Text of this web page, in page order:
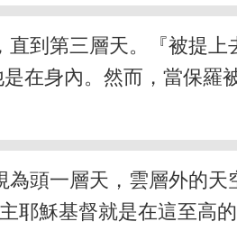
到第三層天。『被提
在身內。然而，當保羅
頭一層天，雲層外的
耶穌基督就是在這至高